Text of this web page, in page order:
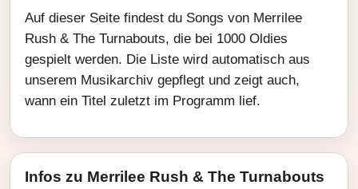
Auf dieser Seite findest du Songs von Merrilee
Rush & The Turnabouts, die bei 1000 Oldies
gespielt werden. Die Liste wird automatisch aus
unserem Musikarchiv gepflegt und zeigt auch,
wann ein Titel zuletzt im Programm lief.
Infos zu Merrilee Rush & The Turnabouts